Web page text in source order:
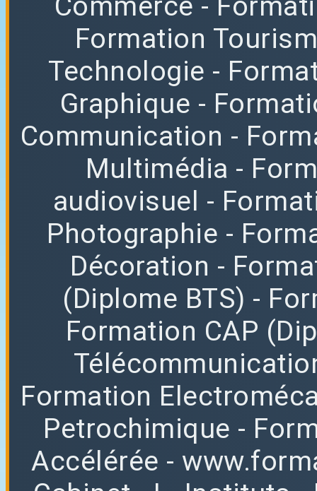
Formation
Technologie -
Graphique -
Communication -
Multimédia -
audiovisuel -
Photographie -
Décoration -
(Diplome BTS) -
Formation CAP
Formation
Petrochimique -
Accélérée -